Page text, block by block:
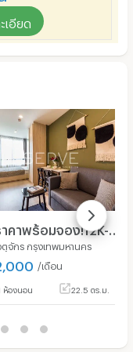
เอียด
ตุจักร กรุงเทพมหานคร
/เดือน
ห้องนอน 22.5 ตร.ม.